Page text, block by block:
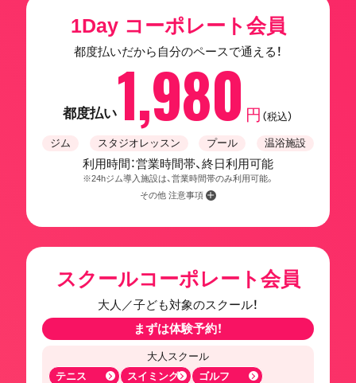
1Day コーポレート会員
都度払いだから自分のペースで通える！
都度払い1,980 円 （税込）
ジム スタジオレッスン プール 温浴施設
利用時間：営業時間帯、終日利用可能
※24hジム導入施設は、営業時間帯のみ利用可能。
その他 注意事項
スクールコーポレート会員
大人／子ども対象のスクール！
まずは体験予約！
大人スクール
テニス
スイミング ゴルフ